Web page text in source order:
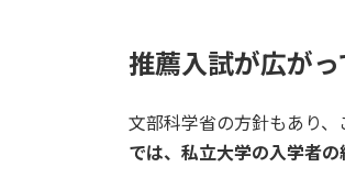
推薦入試が広が
文部科学省の方針もあり、
では、私立大学の入学者